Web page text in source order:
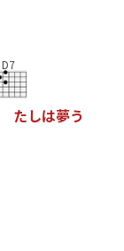
D7
たしは夢う